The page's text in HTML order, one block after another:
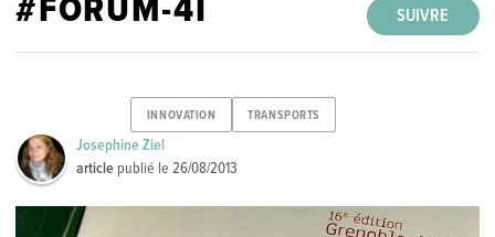
SUIVRE
#FORUM-4I
INNOVATION TRANSPORTS
Josephine Ziel
article publié le26/08/2013